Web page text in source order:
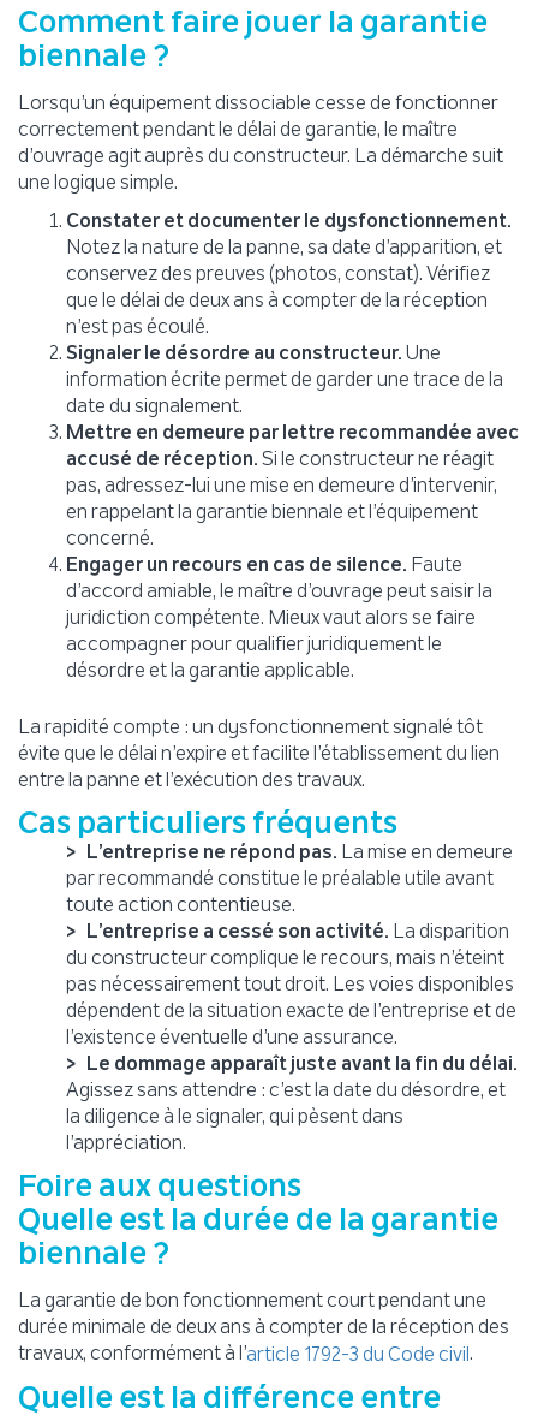
Comment faire jouer la garantie
biennale ?
Lorsqu’un équipement dissociable cesse de fonctionner
correctement pendant le délai de garantie, le maître
d’ouvrage agit auprès du constructeur. La démarche suit
une logique simple.
Constater et documenter le dysfonctionnement.
Notez la nature de la panne, sa date d’apparition, et
conservez des preuves (photos, constat). Vérifiez
que le délai de deux ans à compter de la réception
n’est pas écoulé.
Signaler le désordre au constructeur. Une
information écrite permet de garder une trace de la
date du signalement.
Mettre en demeure par lettre recommandée avec
accusé de réception. Si le constructeur ne réagit
pas, adressez-lui une mise en demeure d’intervenir,
en rappelant la garantie biennale et l’équipement
concerné.
Engager un recours en cas de silence. Faute
d’accord amiable, le maître d’ouvrage peut saisir la
juridiction compétente. Mieux vaut alors se faire
accompagner pour qualifier juridiquement le
désordre et la garantie applicable.
La rapidité compte : un dysfonctionnement signalé tôt
évite que le délai n’expire et facilite l’établissement du lien
entre la panne et l’exécution des travaux.
Cas particuliers fréquents
L’entreprise ne répond pas. La mise en demeure
par recommandé constitue le préalable utile avant
toute action contentieuse.
L’entreprise a cessé son activité. La disparition
du constructeur complique le recours, mais n’éteint
pas nécessairement tout droit. Les voies disponibles
dépendent de la situation exacte de l’entreprise et de
l’existence éventuelle d’une assurance.
Le dommage apparaît juste avant la fin du délai.
Agissez sans attendre : c’est la date du désordre, et
la diligence à le signaler, qui pèsent dans
l’appréciation.
Foire aux questions
Quelle est la durée de la garantie
biennale ?
La garantie de bon fonctionnement court pendant une
durée minimale de deux ans à compter de la réception des
travaux, conformément à l’article 1792-3 du Code civil.
Quelle est la différence entre